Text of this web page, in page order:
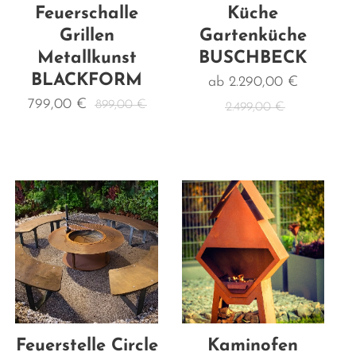
Feuerschalle
Grillen
Metallkunst
BLACKFORM
799,00€ 899,00€
Küche
Gartenküche
BUSCHBECK
ab 2.290,00€
2.499,00€
Feuerstelle Circle Kaminofen